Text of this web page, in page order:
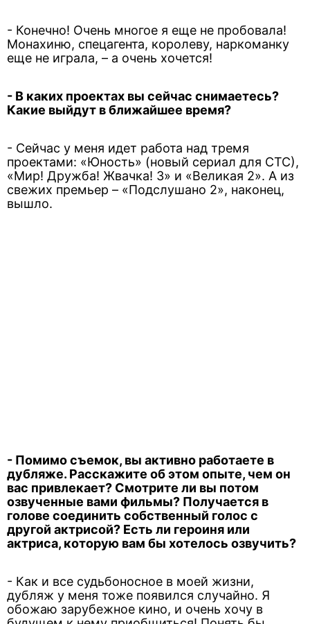
- Конечно! Очень многое я еще не пробовала!
Монахиню, спецагента, королеву, наркоманку
еще не играла, – а очень хочется!
- В каких проектах вы сейчас снимаетесь?
Какие выйдут в ближайшее время?
- Сейчас у меня идет работа над тремя
проектами: «Юность» (новый сериал для СТС),
«Мир! Дружба! Жвачка! 3» и «Великая 2». А из
свежих премьер – «Подслушано 2», наконец,
вышло.
- Помимо съемок, вы активно работаете в
дубляже. Расскажите об этом опыте, чем он
вас привлекает? Смотрите ли вы потом
озвученные вами фильмы? Получается в
голове соединить собственный голос с
другой актрисой? Есть ли героиня или
актриса, которую вам бы хотелось озвучить?
- Как и все судьбоносное в моей жизни,
дубляж у меня тоже появился случайно. Я
обожаю зарубежное кино, и очень хочу в